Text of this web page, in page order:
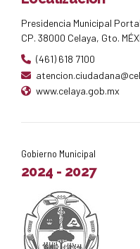
Presidencia Municipal
CP. 38000 Celaya, Gto.
(461) 618 7100
www.celaya.gob.mx
Gobierno Municipal
2024 - 2027